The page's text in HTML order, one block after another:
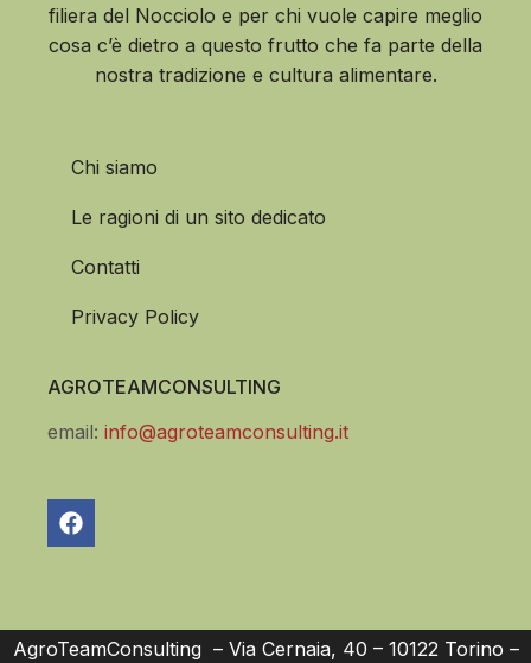
filiera del Nocciolo e per chi vuole capire meglio
cosa c’è dietro a questo frutto che fa parte della
nostra tradizione e cultura alimentare.
Chi siamo
Le ragioni di un sito dedicato
Contatti
Privacy Policy
AGROTEAMCONSULTING
email: info@agroteamconsulting.it
AgroTeamConsulting – Via Cernaia, 40 – 10122 Torino –